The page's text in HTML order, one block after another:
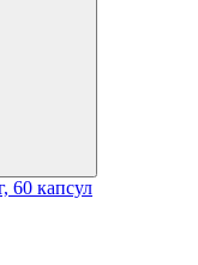
60 капсул